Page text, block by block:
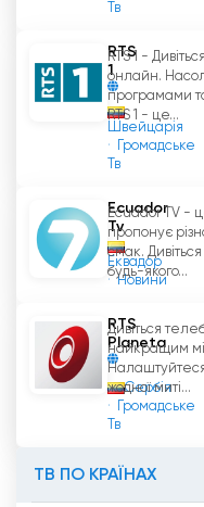
відповідальності
програми.
РТС - це
пропонує якісний
вік. Він прагне до
інформаційні та
Завдяки РТС
насолоджуватися
онлайн-
платформа є
якісним контентом
онлайн
Тв
RTS
1
Швейцарія
Громадське
Тв
RTS 1 -
онлайн.
програмами
RTS 1 - це...
Ecuador
Tv
Еквадор
Новини
Ecuador TV -
пропонує
смак.
будь-якого...
RTS
Planeta
Сербія
Громадське
Тв
Дивіться
найкращим
жодної миті...
ТВ ПО КРАЇНАХ